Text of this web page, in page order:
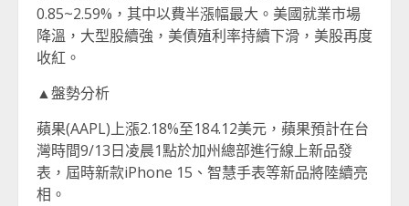
0.85~2.59%，其中以費半漲幅最大。美國就業市場
降溫，大型股續強，美債殖利率持續下滑，美股再度
收紅。
▲盤勢分析
蘋果(AAPL)上漲2.18%至184.12美元，蘋果預計在台
灣時間9/13日凌晨1點於加州總部進行線上新品發
表，屆時新款iPhone 15、智慧手表等新品將陸續亮
相。